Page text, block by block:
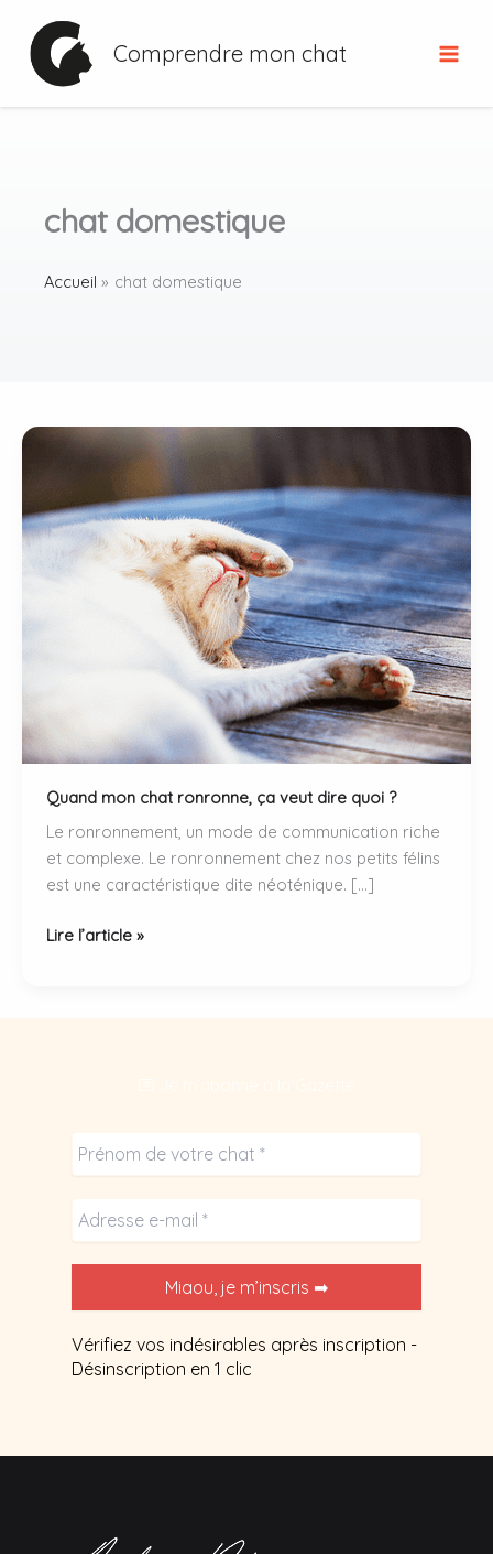
contenu
Comprendre mon chat
chat domestique
Accueil chat domestique
Quand mon chat ronronne, ça veut dire quoi ?
Le ronronnement, un mode de communication riche
et complexe. Le ronronnement chez nos petits félins
est une caractéristique dite néoténique. […]
Quand
Lire l’article »
Vérifiez vos indésirables après inscription -
Désinscription en 1 clic